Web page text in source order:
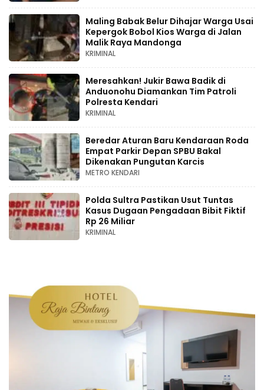
Maling Babak Belur Dihajar Warga Usai
Kepergok Bobol Kios Warga di Jalan
Malik Raya Mandonga
KRIMINAL
Meresahkan! Jukir Bawa Badik di
Anduonohu Diamankan Tim Patroli
Polresta Kendari
KRIMINAL
Beredar Aturan Baru Kendaraan Roda
Empat Parkir Depan SPBU Bakal
Dikenakan Pungutan Karcis
METRO KENDARI
Polda Sultra Pastikan Usut Tuntas
Kasus Dugaan Pengadaan Bibit Fiktif
Rp 26 Miliar
KRIMINAL